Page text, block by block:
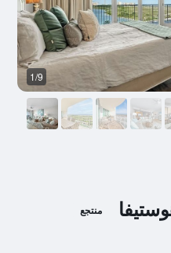
منتجع
1/9